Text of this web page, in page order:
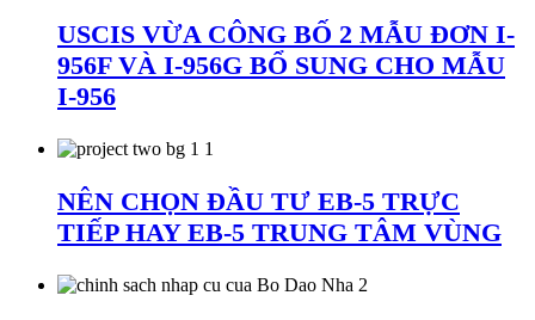
USCIS VỪA CÔNG BỐ 2 MẪU ĐƠN I-
956F VÀ I-956G BỔ SUNG CHO MẪU
I-956
NÊN CHỌN ĐẦU TƯ EB-5 TRỰC
TIẾP HAY EB-5 TRUNG TÂM VÙNG